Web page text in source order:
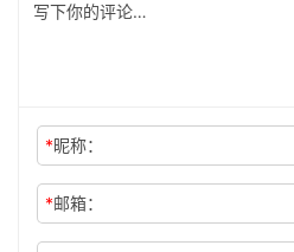
时
科
技
*昵称：
*邮箱：